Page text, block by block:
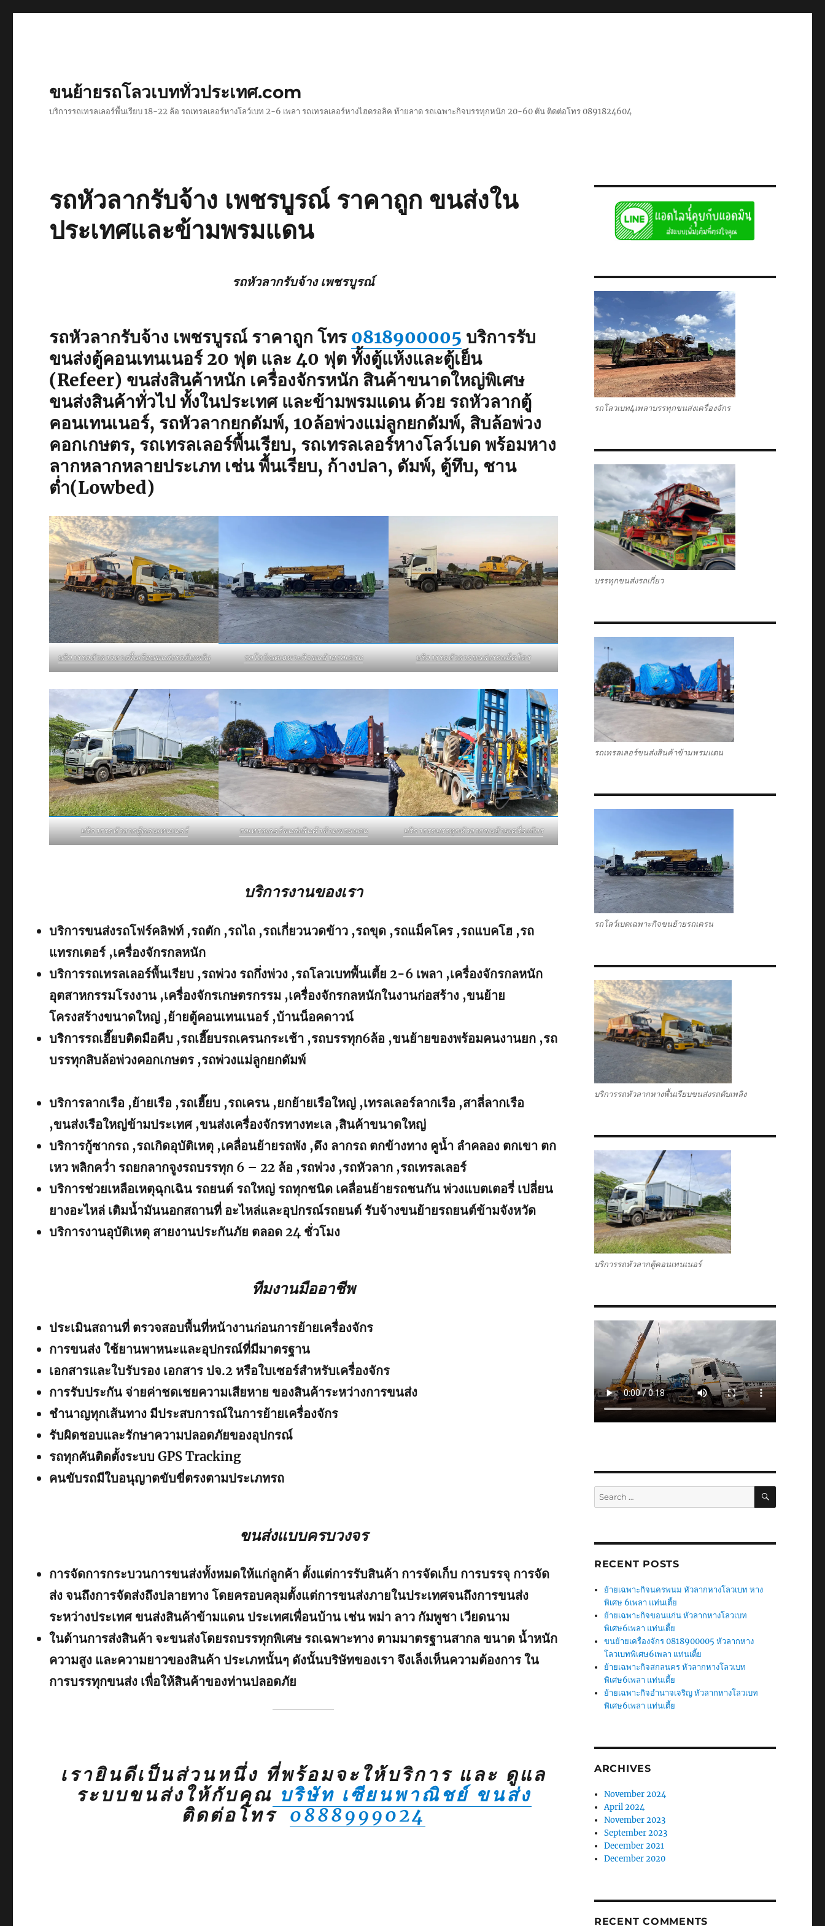
ขนย้ายรถโลวเบททั่วประเทศ.com
บริการรถเทรลเลอร์พื้นเรียบ 18-22 ล้อ รถเทรลเลอร์หางโลว์เบท 2-6 เพลา รถเทรลเลอร์หางไฮดรอลิค ท้ายลาด รถเฉพาะกิจบรรทุกหนัก 20-60 ตัน ติดต่อโทร 0891824604
รถหัวลากรับจ้าง เพชรบูรณ์ ราคาถูก ขนส่งใน
ประเทศและข้ามพรมแดน
รถหัวลากรับจ้าง เพชรบูรณ์
รถหัวลากรับจ้าง เพชรบูรณ์ ราคาถูก โทร0818900005 บริการรับ
ขนส่งตู้คอนเทนเนอร์ 20 ฟุต และ 40 ฟุต ทั้งตู้แห้งและตู้เย็น
(Refeer) ขนส่งสินค้าหนัก เครื่องจักรหนัก สินค้าขนาดใหญ่พิเศษ
ขนส่งสินค้าทั่วไป ทั้งในประเทศ และข้ามพรมแดน ด้วย รถหัวลากตู้
คอนเทนเนอร์, รถหัวลากยกดัมพ์, 10ล้อพ่วงแม่ลูกยกดัมพ์, สิบล้อพ่วง
คอกเกษตร, รถเทรลเลอร์พื้นเรียบ, รถเทรลเลอร์หางโลว์เบด พร้อมหาง
ลากหลากหลายประเภท เช่น พื้นเรียบ, ก้างปลา, ดัมพ์, ตู้ทึบ, ชาน
ต่ำ(Lowbed)
บริการรถหัวลากหางพื้นเรียบขนส่งรถดับเพลิง รถโลว์เบดเฉพาะกิจขนย้ายรถเครน บริการรถหัวลากขนส่งรถแม็คโคร
บริการรถหัวลากตู้คอนเทนเนอร์ รถเทรลเลอร์ขนส่งสินค้าข้ามพรมแดน บริการรถบรรทุกหัวลากขนย้ายเครื่องจักร
บริการงานของเรา
บริการขนส่งรถโฟร์คลิฟท์ ,รถตัก ,รถไถ ,รถเกี่ยวนวดข้าว ,รถขุด ,รถแม็คโคร ,รถแบคโฮ ,รถ
แทรกเตอร์ ,เครื่องจักรกลหนัก
บริการรถเทรลเลอร์พื้นเรียบ ,รถพ่วง รถกึ่งพ่วง ,รถโลวเบทพื้นเตี้ย 2-6 เพลา ,เครื่องจักรกลหนัก
อุตสาหกรรมโรงงาน ,เครื่องจักรเกษตรกรรม ,เครื่องจักรกลหนักในงานก่อสร้าง ,ขนย้าย
โครงสร้างขนาดใหญ่ ,ย้ายตู้คอนเทนเนอร์ ,บ้านน็อคดาวน์
บริการรถเฮี๊ยบติดมือคีบ ,รถเฮี๊ยบรถเครนกระเช้า ,รถบรรทุก6ล้อ ,ขนย้ายของพร้อมคนงานยก ,รถ
บรรทุกสิบล้อพ่วงคอกเกษตร ,รถพ่วงแม่ลูกยกดัมพ์
บริการลากเรือ ,ย้ายเรือ ,รถเฮี๊ยบ ,รถเครน ,ยกย้ายเรือใหญ่ ,เทรลเลอร์ลากเรือ ,สาลี่ลากเรือ
,ขนส่งเรือใหญ่ข้ามประเทศ ,ขนส่งเครื่องจักรทางทะเล ,สินค้าขนาดใหญ่
บริการกู้ซากรถ ,รถเกิดอุบัติเหตุ ,เคลื่อนย้ายรถพัง ,ดึง ลากรถ ตกข้างทาง คูน้ำ ลำคลอง ตกเขา ตก
เหว พลิกคว่ำ รถยกลากจูงรถบรรทุก 6 – 22 ล้อ ,รถพ่วง ,รถหัวลาก ,รถเทรลเลอร์
บริการช่วยเหลือเหตุฉุกเฉิน รถยนต์ รถใหญ่ รถทุกชนิด เคลื่อนย้ายรถชนกัน พ่วงแบตเตอรี่ เปลี่ยน
ยางอะไหล่ เติมน้ำมันนอกสถานที่ อะไหล่และอุปกรณ์รถยนต์ รับจ้างขนย้ายรถยนต์ข้ามจังหวัด
บริการงานอุบัติเหตุ สายงานประกันภัย ตลอด 24 ชั่วโมง
ทีมงานมืออาชีพ
ประเมินสถานที่ ตรวจสอบพื้นที่หน้างานก่อนการย้ายเครื่องจักร
การขนส่ง ใช้ยานพาหนะและอุปกรณ์ที่มีมาตรฐาน
เอกสารและใบรับรอง เอกสาร ปจ.2 หรือใบเซอร์สำหรับเครื่องจักร
การรับประกัน จ่ายค่าชดเชยความเสียหาย ของสินค้าระหว่างการขนส่ง
ชำนาญทุกเส้นทาง มีประสบการณ์ในการย้ายเครื่องจักร
รับผิดชอบและรักษาความปลอดภัยของอุปกรณ์
รถทุกคันติดตั้งระบบ GPS Tracking
คนขับรถมีใบอนุญาตขับขี่ตรงตามประเภทรถ
ขนส่งแบบครบวงจร
การจัดการกระบวนการขนส่งทั้งหมดให้แก่ลูกค้า ตั้งแต่การรับสินค้า การจัดเก็บ การบรรจุ การจัด
ส่ง จนถึงการจัดส่งถึงปลายทาง โดยครอบคลุมตั้งแต่การขนส่งภายในประเทศจนถึงการขนส่ง
ระหว่างประเทศ ขนส่งสินค้าข้ามแดน ประเทศเพื่อนบ้าน เช่น พม่า ลาว กัมพูชา เวียดนาม
ในด้านการส่งสินค้า จะขนส่งโดยรถบรรทุกพิเศษ รถเฉพาะทาง ตามมาตรฐานสากล ขนาด น้ำหนัก
ความสูง และความยาวของสินค้า ประเภทนั้นๆ ดังนั้นบริษัทของเรา จึงเล็งเห็นความต้องการ ใน
การบรรทุกขนส่ง เพื่อให้สินค้าของท่านปลอดภัย
เรายินดีเป็นส่วนหนึ่ง ที่พร้อมจะให้บริการ และ ดูแล
ระบบขนส่งให้กับคุณ บริษัท เซียนพาณิชย์ ขนส่ง
ติดต่อโทร 0888999024
รถโลวเบท4เพลาบรรทุกขนส่งเครื่องจักร
บรรทุกขนส่งรถเกี่ยว
รถเทรลเลอร์ขนส่งสินค้าข้ามพรมแดน
รถโลว์เบดเฉพาะกิจขนย้ายรถเครน
บริการรถหัวลากหางพื้นเรียบขนส่งรถดับเพลิง
บริการรถหัวลากตู้คอนเทนเนอร์
Search
for:
SEARCH
RECENT POSTS
ย้ายเฉพาะกิจนครพนม หัวลากหางโลวเบท หาง
พิเศษ 6เพลา แท่นเตี้ย
ย้ายเฉพาะกิจขอนแก่น หัวลากหางโลวเบท
พิเศษ6เพลา แท่นเตี้ย
ขนย้ายเครื่องจักร 0818900005 หัวลากหาง
โลวเบทพิเศษ6เพลา แท่นเตี้ย
ย้ายเฉพาะกิจสกลนคร หัวลากหางโลวเบท
พิเศษ6เพลา แท่นเตี้ย
ย้ายเฉพาะกิจอำนาจเจริญ หัวลากหางโลวเบท
พิเศษ6เพลา แท่นเตี้ย
ARCHIVES
November 2024
April 2024
November 2023
September 2023
December 2021
December 2020
RECENT COMMENTS